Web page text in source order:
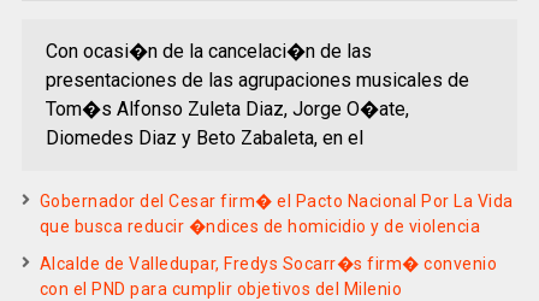
Con ocasi�n de la cancelaci�n de las
presentaciones de las agrupaciones musicales de
Tom�s Alfonso Zuleta Diaz, Jorge O�ate,
Diomedes Diaz y Beto Zabaleta, en el
Gobernador del Cesar firm� el Pacto Nacional Por La Vida
que busca reducir �ndices de homicidio y de violencia
Alcalde de Valledupar, Fredys Socarr�s firm� convenio
con el PND para cumplir objetivos del Milenio